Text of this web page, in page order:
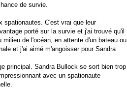
de survie.
spationautes. C'est vrai que leur
porté sur la survie et j'ai trouvé qu'il
de l'océan, en attente d'un bateau ou
et j'ai aimé m'angoisser pour Sandra
principal. Sandra Bullock se sort bien trop
avec un spationaute